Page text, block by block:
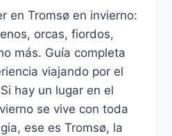
en Tromsø en invierno:
orcas, fiordos,
más. Guía completa
viajando por el
hay un lugar en el
se vive con toda
ese es Tromsø, la